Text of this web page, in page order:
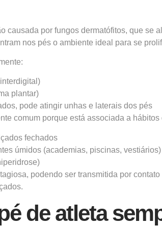
causada por fungos dermatófitos, que se
nos pés o ambiente ideal para se
plantar)
pode atingir unhas e laterais dos pés
comum porque está associada a
fechados
úmidos (academias, piscinas, vestiários)
podendo ser transmitida por
de atleta